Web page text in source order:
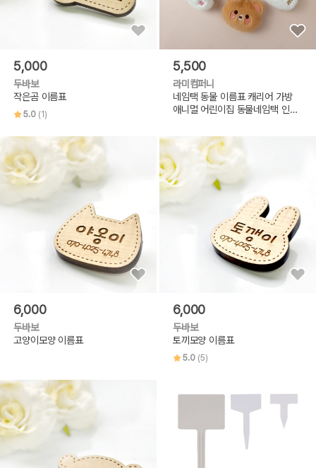
5,000
두바보
작은곰 이름표
5.0 (1)
5,500
라미컴퍼니
네임택 동물 이름표 캐리어 가방
애니멀 어린이집 동물네임택 인식
6,000
두바보
고양이모양 이름표
6,000
두바보
토끼모양 이름표
5.0 (5)